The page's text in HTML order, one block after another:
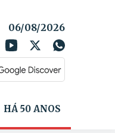
06/08/2026
HÁ 50 ANOS